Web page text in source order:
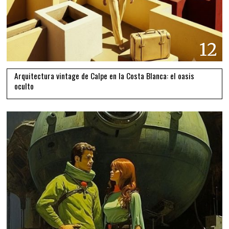
12
Arquitectura vintage de Calpe en la Costa Blanca: el oasis
oculto